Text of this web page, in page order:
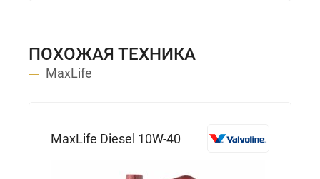
ПОХОЖАЯ ТЕХНИКА
MaxLife
MaxLife Diesel 10W-40